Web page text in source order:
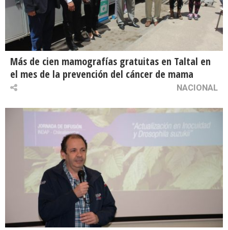
Más de cien mamografías gratuitas en Taltal en
el mes de la prevención del cáncer de mama
NACIONAL